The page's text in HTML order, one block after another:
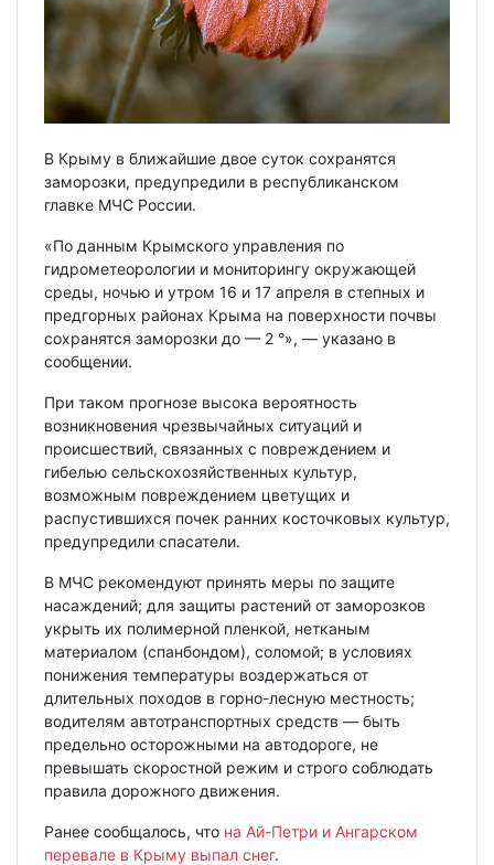
В Крыму в ближайшие двое суток сохранятся
заморозки, предупредили в республиканском
главке МЧС России.
«По данным Крымского управления по
гидрометеорологии и мониторингу окружающей
среды, ночью и утром 16 и 17 апреля в степных и
предгорных районах Крыма на поверхности почвы
сохранятся заморозки до — 2 °», — указано в
сообщении.
При таком прогнозе высока вероятность
возникновения чрезвычайных ситуаций и
происшествий, связанных с повреждением и
гибелью сельскохозяйственных культур,
возможным повреждением цветущих и
распустившихся почек ранних косточковых культур,
предупредили спасатели.
В МЧС рекомендуют принять меры по защите
насаждений; для защиты растений от заморозков
укрыть их полимерной пленкой, нетканым
материалом (спанбондом), соломой; в условиях
понижения температуры воздержаться от
длительных походов в горно-лесную местность;
водителям автотранспортных средств — быть
предельно осторожными на автодороге, не
превышать скоростной режим и строго соблюдать
правила дорожного движения.
Ранее сообщалось, что на Ай-Петри и Ангарском
перевале в Крыму выпал снег.